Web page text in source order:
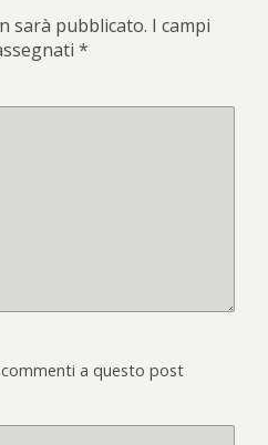
sarà pubblicato. I campi
*
commenti a questo post